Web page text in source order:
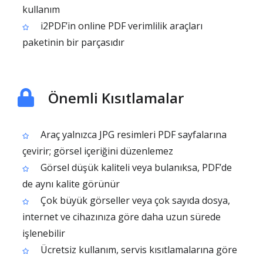
kullanım
i2PDF’in online PDF verimlilik araçları
paketinin bir parçasıdır
Önemli Kısıtlamalar
Araç yalnızca JPG resimleri PDF sayfalarına
çevirir; görsel içeriğini düzenlemez
Görsel düşük kaliteli veya bulanıksa, PDF’de
de aynı kalite görünür
Çok büyük görseller veya çok sayıda dosya,
internet ve cihazınıza göre daha uzun sürede
işlenebilir
Ücretsiz kullanım, servis kısıtlamalarına göre